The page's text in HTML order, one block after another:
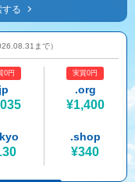
ライブチャット
希望の方
希望の方
る
まで）
0円 実質0円
.org
¥1,400
.shop
¥340